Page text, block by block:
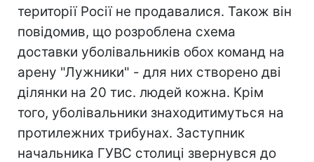
території Росії не продавалися. Також він
повідомив, що розроблена схема
доставки уболівальників обох команд на
арену "Лужники" - для них створено дві
ділянки на 20 тис. людей кожна. Крім
того, уболівальники знаходитимуться на
протилежних трибунах. Заступник
начальника ГУВС столиці звернувся до